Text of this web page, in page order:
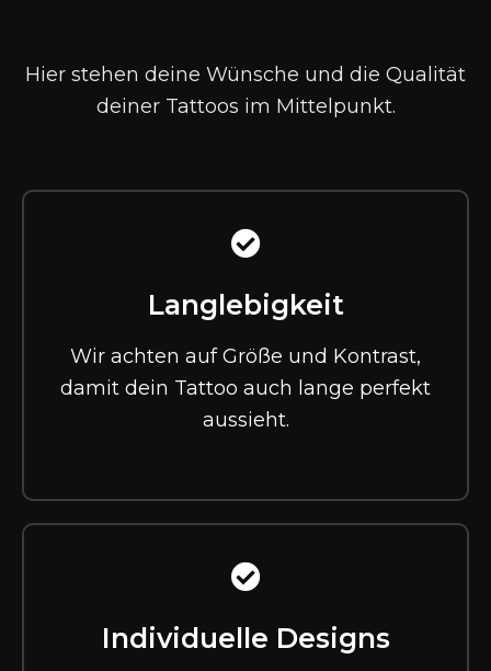
Hier stehen deine Wünsche und die Qualität
deiner Tattoos im Mittelpunkt.
Langlebigkeit
Wir achten auf Größe und Kontrast,
damit dein Tattoo auch lange perfekt
aussieht.
Individuelle Designs